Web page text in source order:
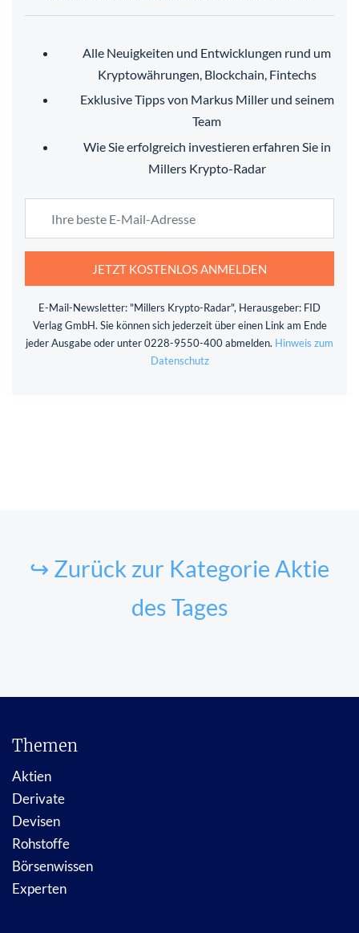
Alle Neuigkeiten und Entwicklungen rund um
Kryptowährungen, Blockchain, Fintechs
Exklusive Tipps von Markus Miller und seinem
Team
Wie Sie erfolgreich investieren erfahren Sie in
Millers Krypto-Radar
JETZT KOSTENLOS ANMELDEN
E-Mail-Newsletter: "Millers Krypto-Radar", Herausgeber: FID
Verlag GmbH. Sie können sich jederzeit über einen Link am Ende
jeder Ausgabe oder unter 0228-9550-400 abmelden. Hinweis zum
Datenschutz
↪ Zurück zur Kategorie Aktie
des Tages
Themen
Aktien
Derivate
Devisen
Rohstoffe
Börsenwissen
Experten